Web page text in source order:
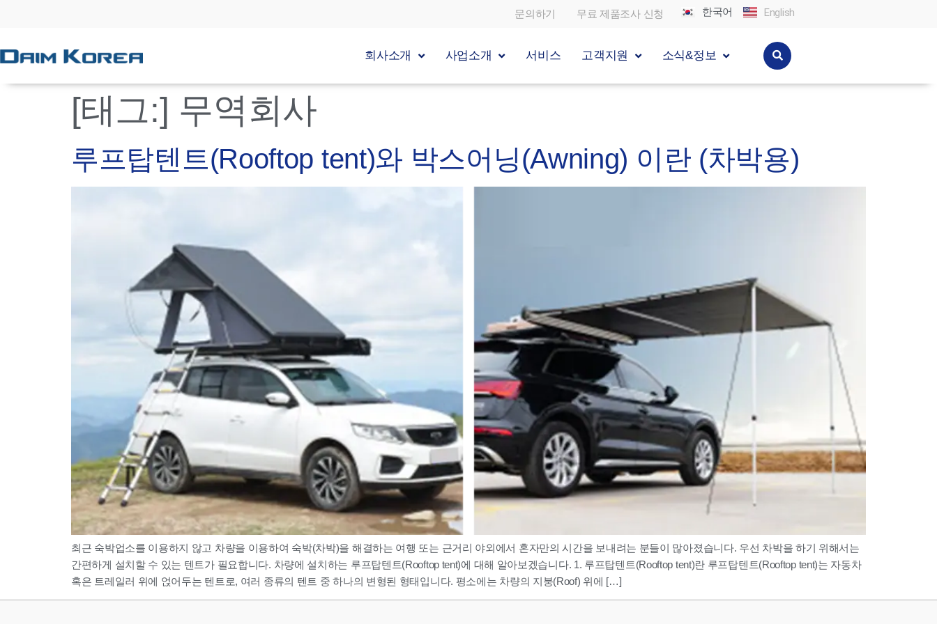
문의하기 무료 제품조사 신청 한국어 English
회사소개 사업소개 서비스 고객지원 소식&정보
[태그:] 무역회사
루프탑텐트(Rooftop tent)와 박스어닝(Awning) 이란 (차박용)
최근 숙박업소를 이용하지 않고 차량을 이용하여 숙박(차박)을 해결하는 여행 또는 근거리 야외에서 혼자만의 시간을 보내려는 분들이 많아졌습니다. 우선 차박을 하기 위해서는
간편하게 설치할 수 있는 텐트가 필요합니다. 차량에 설치하는 루프탑텐트(Rooftop tent)에 대해 알아보겠습니다. 1. 루프탑텐트(Rooftop tent)란 루프탑텐트(Rooftop tent)는 자동차
혹은 트레일러 위에 얹어두는 텐트로, 여러 종류의 텐트 중 하나의 변형된 형태입니다. 평소에는 차량의 지붕(Roof) 위에 […]